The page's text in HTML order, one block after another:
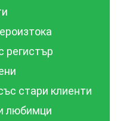
регистър
стари клиенти
любимци